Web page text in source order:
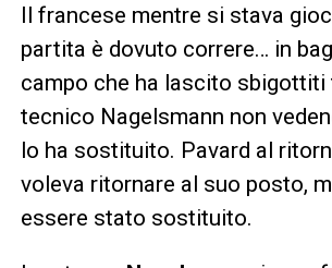
Il francese mentre si stava
partita è dovuto correre… in
campo che ha lascito sbigottiti
tecnico Nagelsmann non
lo ha sostituito. Pavard al
voleva ritornare al suo posto,
essere stato sostituito.